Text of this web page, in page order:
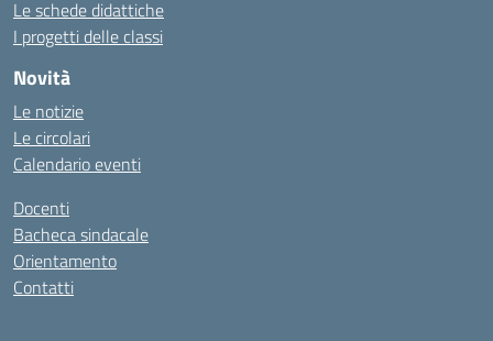
Le schede didattiche
I progetti delle classi
Novità
Le notizie
Le circolari
Calendario eventi
Docenti
Bacheca sindacale
Orientamento
Contatti